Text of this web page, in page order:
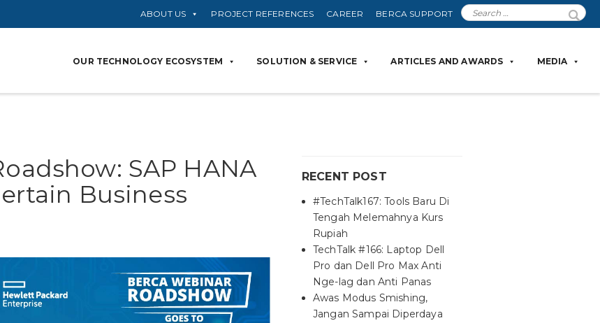
ABOUT US PROJECT REFERENCES CAREER BERCA SUPPORT
OUR TECHNOLOGY ECOSYSTEM SOLUTION & SERVICE ARTICLES AND AWARDS MEDIA
SAP HANA
Business
RECENT POST
#TechTalk167: Tools Baru Di
Tengah Melemahnya Kurs
Rupiah
TechTalk #166: Laptop Dell
Pro dan Dell Pro Max Anti
Nge-lag dan Anti Panas
Awas Modus Smishing,
Jangan Sampai Diperdaya